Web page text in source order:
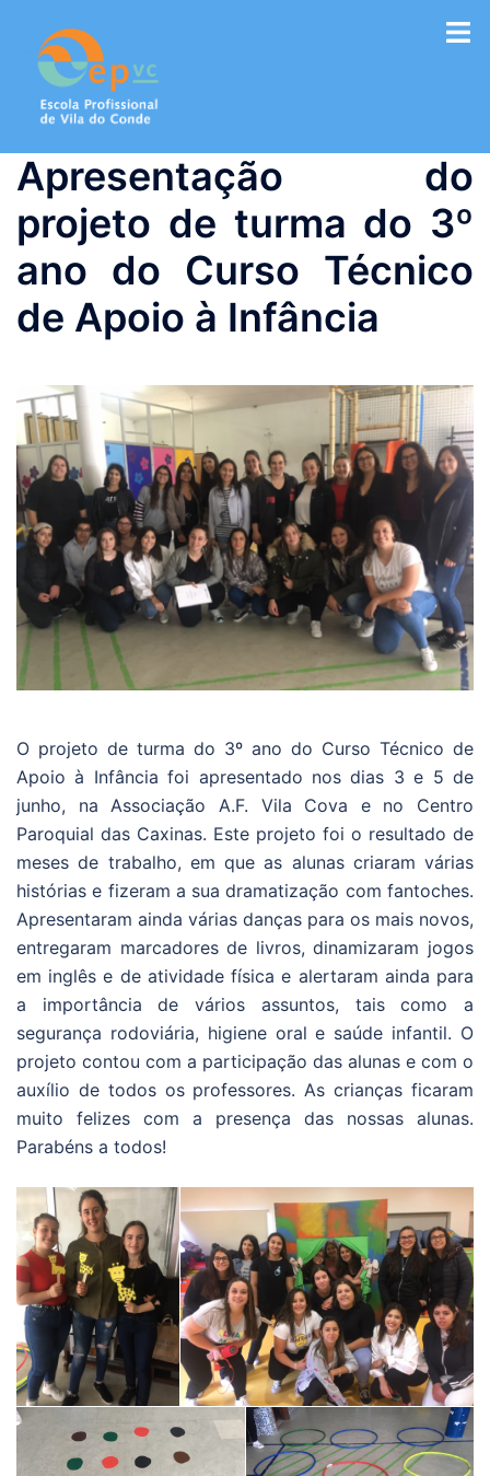
conteúdo
Apresentação do
projeto de turma do 3º
ano do Curso Técnico
de Apoio à Infância
O projeto de turma do 3º ano do Curso Técnico de
Apoio à Infância foi apresentado nos dias 3 e 5 de
junho, na Associação A.F. Vila Cova e no Centro
Paroquial das Caxinas. Este projeto foi o resultado de
meses de trabalho, em que as alunas criaram várias
histórias e fizeram a sua dramatização com fantoches.
Apresentaram ainda várias danças para os mais novos,
entregaram marcadores de livros, dinamizaram jogos
em inglês e de atividade física e alertaram ainda para
a importância de vários assuntos, tais como a
segurança rodoviária, higiene oral e saúde infantil. O
projeto contou com a participação das alunas e com o
auxílio de todos os professores. As crianças ficaram
muito felizes com a presença das nossas alunas.
Parabéns a todos!